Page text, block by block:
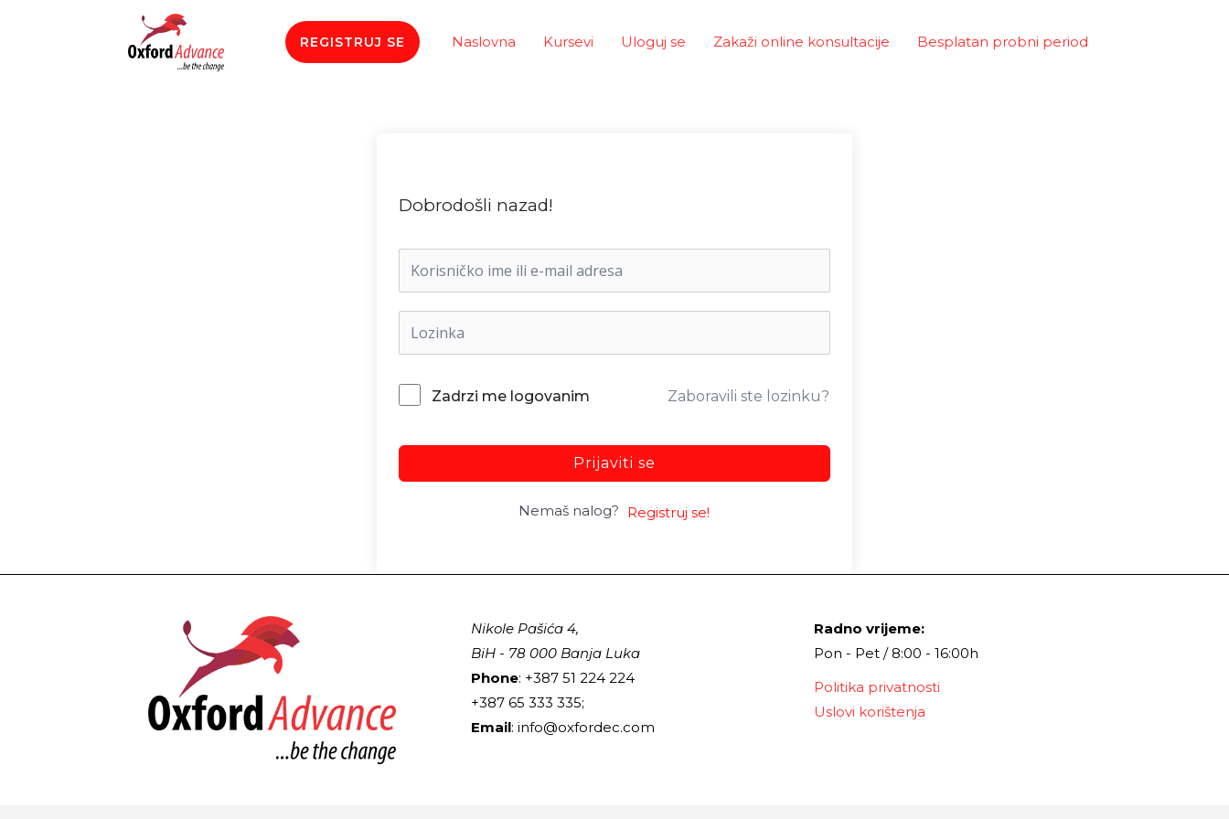
REGISTRUJ SE Naslovna Kursevi Uloguj se Zakaži online konsultacije Besplatan probni period
Dobrodošli nazad!
Zadrzi me logovanim Zaboravili ste lozinku?
Prijaviti se
Nemaš nalog? Registruj se!
Nikole Pašića 4,
BiH - 78 000 Banja Luka
Phone: +387 51 224 224
+387 65 333 335;
Email: info@oxfordec.com
Radno vrijeme:
Pon - Pet / 8:00 - 16:00h
Politika privatnosti
Uslovi korištenja